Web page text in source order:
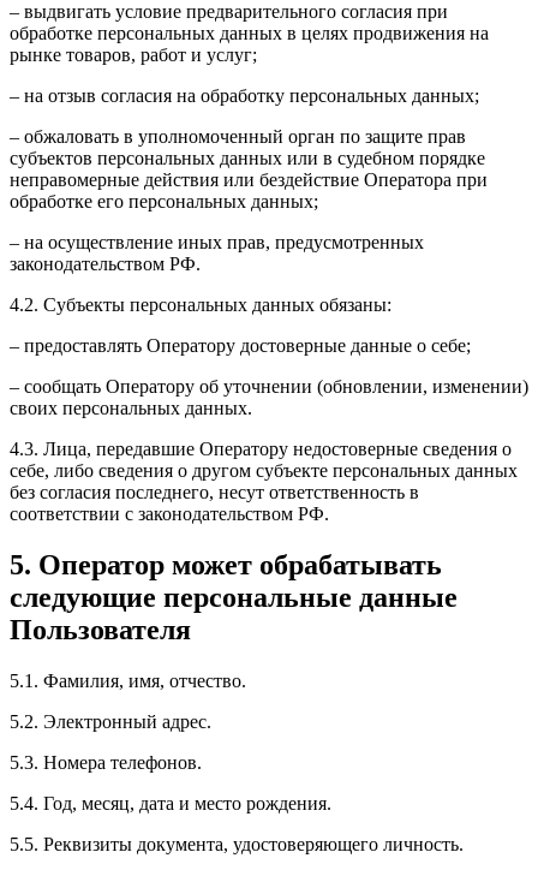
– выдвигать условие предварительного согласия при
обработке персональных данных в целях продвижения на
рынке товаров, работ и услуг;
– на отзыв согласия на обработку персональных данных;
– обжаловать в уполномоченный орган по защите прав
субъектов персональных данных или в судебном порядке
неправомерные действия или бездействие Оператора при
обработке его персональных данных;
– на осуществление иных прав, предусмотренных
законодательством РФ.
4.2. Субъекты персональных данных обязаны:
– предоставлять Оператору достоверные данные о себе;
– сообщать Оператору об уточнении (обновлении, изменении)
своих персональных данных.
4.3. Лица, передавшие Оператору недостоверные сведения о
себе, либо сведения о другом субъекте персональных данных
без согласия последнего, несут ответственность в
соответствии с законодательством РФ.
5. Оператор может обрабатывать
следующие персональные данные
Пользователя
5.1. Фамилия, имя, отчество.
5.2. Электронный адрес.
5.3. Номера телефонов.
5.4. Год, месяц, дата и место рождения.
5.5. Реквизиты документа, удостоверяющего личность.